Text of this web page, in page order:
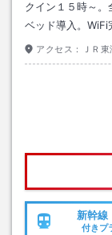
クイン１５時～
ベッド導入。
アクセス： ＪＲ
新幹線
付きプ